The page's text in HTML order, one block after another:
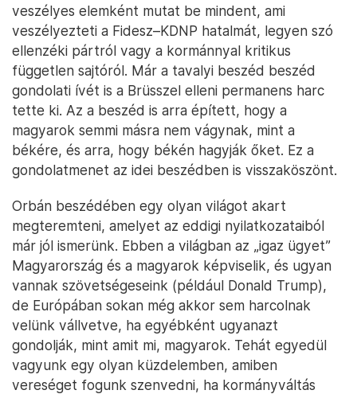
veszélyes elemként mutat be mindent, ami
veszélyezteti a Fidesz–KDNP hatalmát, legyen szó
ellenzéki pártról vagy a kormánnyal kritikus
független sajtóról. Már a tavalyi beszéd beszéd
gondolati ívét is a Brüsszel elleni permanens harc
tette ki. Az a beszéd is arra épített, hogy a
magyarok semmi másra nem vágynak, mint a
békére, és arra, hogy békén hagyják őket. Ez a
gondolatmenet az idei beszédben is visszaköszönt.
Orbán beszédében egy olyan világot akart
megteremteni, amelyet az eddigi nyilatkozataiból
már jól ismerünk. Ebben a világban az „igaz ügyet”
Magyarország és a magyarok képviselik, és ugyan
vannak szövetségeseink (például Donald Trump),
de Európában sokan még akkor sem harcolnak
velünk vállvetve, ha egyébként ugyanazt
gondolják, mint amit mi, magyarok. Tehát egyedül
vagyunk egy olyan küzdelemben, amiben
vereséget fogunk szenvedni, ha kormányváltás